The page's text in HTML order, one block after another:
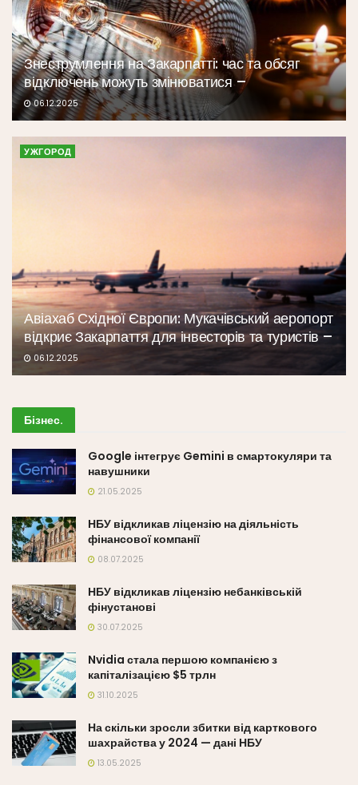
Знеструмлення на Закарпатті: час та обсяг
відключень можуть змінюватися –
06.12.2025
УЖГОРОД
Авіахаб Східної Європи: Мукачівський аеропорт
відкриє Закарпаття для інвесторів та туристів –
06.12.2025
Бізнес.
Google інтегрує Gemini в смартокуляри та
навушники
21.05.2025
НБУ відкликав ліцензію на діяльність
фінансової компанії
08.07.2025
НБУ відкликав ліцензію небанківській
фінустанові
30.07.2025
Nvidia стала першою компанією з
капіталізацією $5 трлн
31.10.2025
На скільки зросли збитки від карткового
шахрайства у 2024 — дані НБУ
13.05.2025